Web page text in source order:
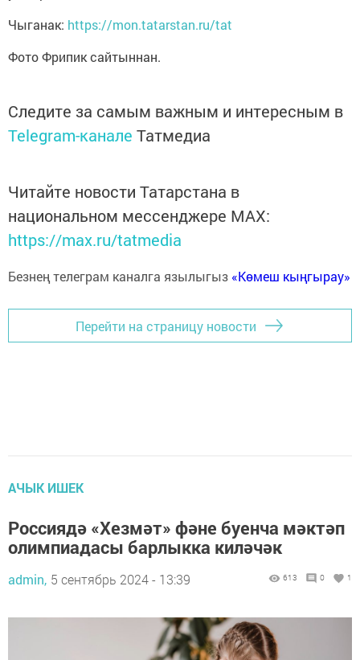
Чыганак: https://mon.tatarstan.ru/tat
Фото Фрипик сайтыннан.
Следите за самым важным и интересным в
Telegram-канале Татмедиа
Читайте новости Татарстана в
национальном мессенджере MАХ:
https://max.ru/tatmedia
Безнең телеграм каналга язылыгыз «Көмеш кыңгырау»
Перейти на страницу новости
АЧЫК ИШЕК
Россиядә «Хезмәт» фәне буенча мәктәп
олимпиадасы барлыкка киләчәк
admin, 5 сентябрь 2024 - 13:39 613 0 1